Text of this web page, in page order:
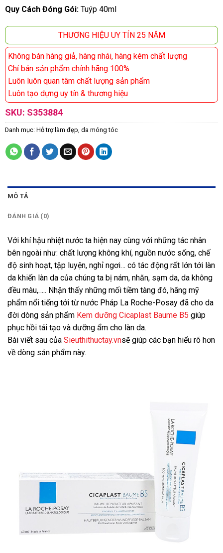
Quy Cách Đóng Gói:Tuýp 40ml
THƯƠNG HIỆU UY TÍN 25 NĂM
Không bán hàng giả, hàng nhái, hàng kém chất lượng
Chỉ bán sản phẩm chính hãng 100%
Luôn luôn quan tâm chất lượng sản phẩm
Luôn tạo dựng uy tín & thương hiệu
SKU: S353884
Danh mục: Hỗ trợ làm đẹp, da móng tóc
MÔ TẢ
ĐÁNH GIÁ (0)
Với khí hậu nhiệt nước ta hiện nay cùng với những tác nhân
bên ngoài như: chất lượng không khí, nguồn nước sống, chế
độ sinh hoạt, tập luyện, nghỉ ngơi… có tác động rất lớn tới làn
da khiến làn da của chúng ta bị nám, nhăn, sạm da, da không
đều màu,….. Nhận thấy những mối tiềm tàng đó, hãng mỹ
phẩm nổi tiếng tới từ nước Pháp La Roche-Posay đã cho da
đời dòng sản phẩm Kem dưỡng Cicaplast Baume B5 giúp
phục hồi tái tạo và dưỡng ẩm cho làn da.
Bài viết sau của Sieuthithuctay.vnsẽ giúp các bạn hiểu rõ hơn
về dòng sản phẩm này.